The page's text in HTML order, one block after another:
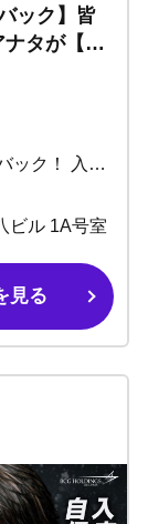
ック】皆
タが【挑
用意しています。
ビル 1A号室
見る